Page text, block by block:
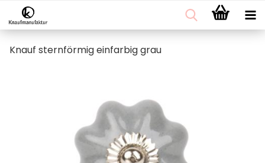
Knauf sternförmig einfarbig grau